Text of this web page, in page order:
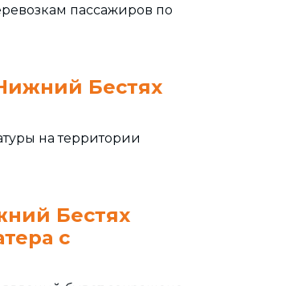
пассажиров по
Бестях
на территории
Бестях
с